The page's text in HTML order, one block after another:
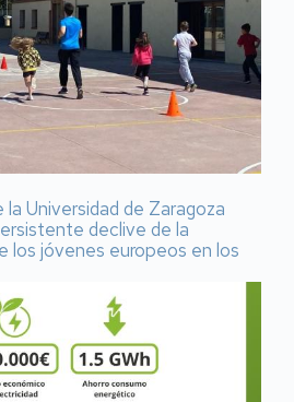
Universidad de Zaragoza
declive de la
los jóvenes europeos en los